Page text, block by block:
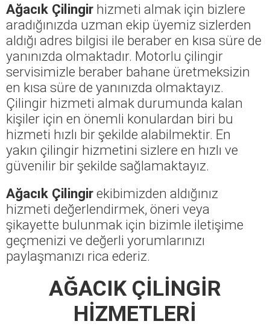
Ağacık Çilingir hizmeti almak için bizlere
aradığınızda uzman ekip üyemiz sizlerden
aldığı adres bilgisi ile beraber en kısa süre de
yanınızda olmaktadır. Motorlu çilingir
servisimizle beraber bahane üretmeksizin
en kısa süre de yanınızda olmaktayız.
Çilingir hizmeti almak durumunda kalan
kişiler için en önemli konulardan biri bu
hizmeti hızlı bir şekilde alabilmektir. En
yakın çilingir hizmetini sizlere en hızlı ve
güvenilir bir şekilde sağlamaktayız.
Ağacık Çilingirekibimizden aldığınız
hizmeti değerlendirmek, öneri veya
şikayette bulunmak için bizimle iletişime
geçmenizi ve değerli yorumlarınızı
paylaşmanızı rica ederiz.
AĞACIK ÇİLİNGİR
HİZMETLERİ